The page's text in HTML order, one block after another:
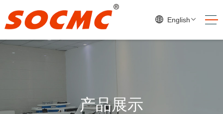
English
产品展示